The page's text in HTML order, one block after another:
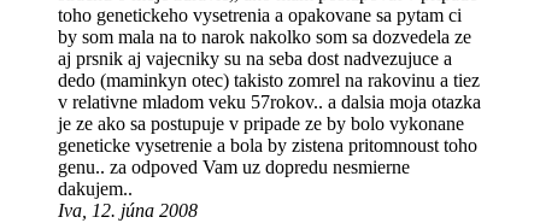
toho genetickeho vysetrenia a opakovane sa pytam ci
by som mala na to narok nakolko som sa dozvedela ze
aj prsnik aj vajecniky su na seba dost nadvezujuce a
dedo (maminkyn otec) takisto zomrel na rakovinu a tiez
v relativne mladom veku 57rokov.. a dalsia moja otazka
je ze ako sa postupuje v pripade ze by bolo vykonane
geneticke vysetrenie a bola by zistena pritomnoust toho
genu.. za odpoved Vam uz dopredu nesmierne
dakujem..
Iva, 12. júna 2008